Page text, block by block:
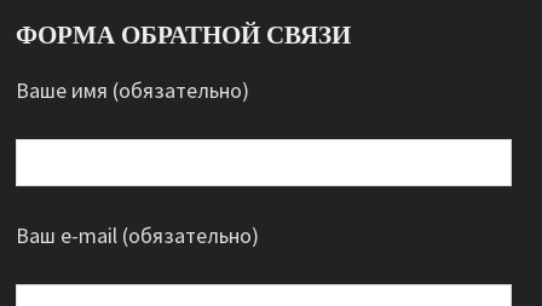
ФОРМА ОБРАТНОЙ СВЯЗИ
Ваше имя (обязательно)
Ваш e-mail (обязательно)